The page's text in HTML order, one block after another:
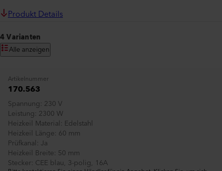
Produkt Details
4 Varianten
Alle anzeigen
Artikelnummer
170.563
Spannung 230 V
Leistung 2300 W
Heizkeil Material Edelstahl
Heizkeil Länge 60 mm
Prüfkanal Ja
Heizkeil Breite 50 mm
Stecker CEE blau, 3-polig, 16A